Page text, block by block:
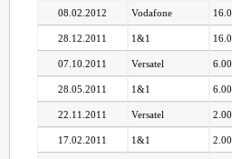
08.02.2012 Vodafone
28.12.2011 1&1
07.10.2011 Versatel
28.05.2011 1&1
22.11.2011 Versatel
17.02.2011 1&1